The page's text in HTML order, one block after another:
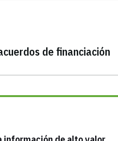
de financiación